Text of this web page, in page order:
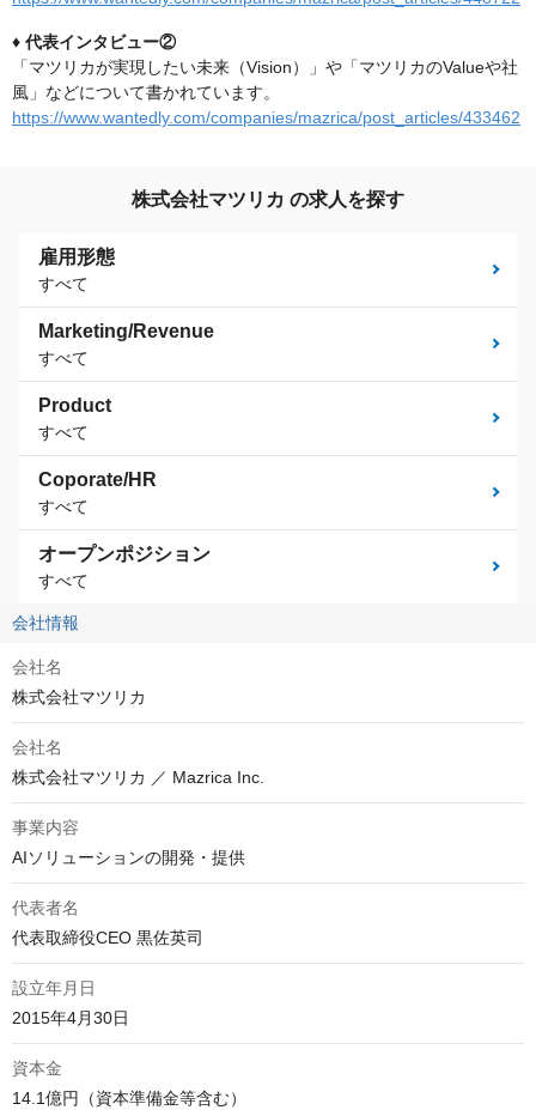
♦︎ 代表インタビュー②
「マツリカが実現したい未来（Vision）」や「マツリカのValueや社
風」などについて書かれています。
https://www.wantedly.com/companies/mazrica/post_articles/433462
株式会社マツリカ の求人を探す
雇用形態
すべて
Marketing/Revenue
すべて
Product
すべて
Coporate/HR
すべて
オープンポジション
すべて
会社情報
会社名
株式会社マツリカ
会社名
株式会社マツリカ ／ Mazrica Inc.
事業内容
AIソリューションの開発・提供
代表者名
代表取締役CEO 黒佐英司
設立年月日
2015年4月30日
資本金
14.1億円（資本準備金等含む）